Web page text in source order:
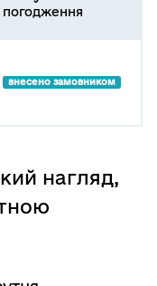
погодження
внесено замовником
нагляд,